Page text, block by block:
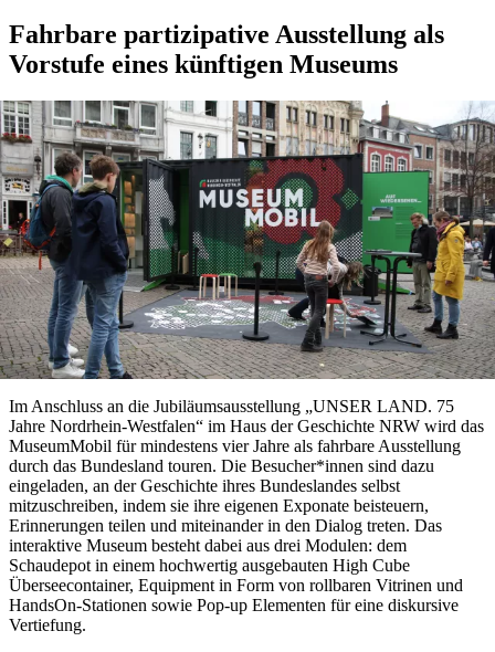
Fahrbare partizipative Ausstellung als
Vorstufe eines künftigen Museums
Im Anschluss an die Jubiläumsausstellung „UNSER LAND. 75
Jahre Nordrhein-Westfalen“ im Haus der Geschichte NRW wird das
MuseumMobil für mindestens vier Jahre als fahrbare Ausstellung
durch das Bundesland touren. Die Besucher*innen sind dazu
eingeladen, an der Geschichte ihres Bundeslandes selbst
mitzuschreiben, indem sie ihre eigenen Exponate beisteuern,
Erinnerungen teilen und miteinander in den Dialog treten. Das
interaktive Museum besteht dabei aus drei Modulen: dem
Schaudepot in einem hochwertig ausgebauten High Cube
Überseecontainer, Equipment in Form von rollbaren Vitrinen und
HandsOn-Stationen sowie Pop-up Elementen für eine diskursive
Vertiefung.